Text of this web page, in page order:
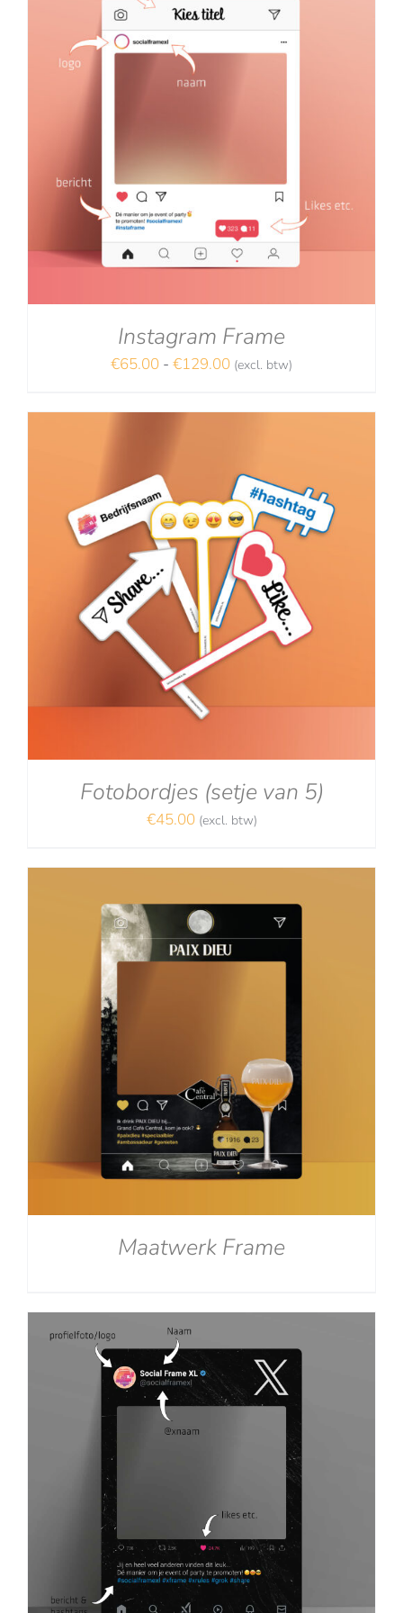
Instagram Frame
€65.00 - €129.00Prijsklasse:
tot
(excl. btw)
Fotobordjes (setje van 5)
€45.00 (excl. btw)
Maatwerk Frame